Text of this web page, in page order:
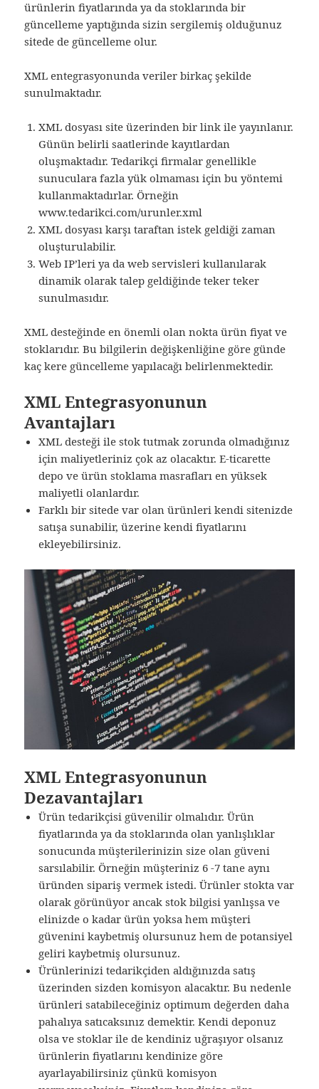
ürünlerin fiyatlarında ya da stoklarında bir
güncelleme yaptığında sizin sergilemiş olduğunuz
sitede de güncelleme olur.
XML entegrasyonunda veriler birkaç şekilde
sunulmaktadır.
XML dosyası site üzerinden bir link ile yayınlanır.
Günün belirli saatlerinde kayıtlardan
oluşmaktadır. Tedarikçi firmalar genellikle
sunuculara fazla yük olmaması için bu yöntemi
kullanmaktadırlar. Örneğin
www.tedarikci.com/urunler.xml
XML dosyası karşı taraftan istek geldiği zaman
oluşturulabilir.
Web IP’leri ya da web servisleri kullanılarak
dinamik olarak talep geldiğinde teker teker
sunulmasıdır.
XML desteğinde en önemli olan nokta ürün fiyat ve
stoklarıdır. Bu bilgilerin değişkenliğine göre günde
kaç kere güncelleme yapılacağı belirlenmektedir.
XML Entegrasyonunun
Avantajları
XML desteği ile stok tutmak zorunda olmadığınız
için maliyetleriniz çok az olacaktır. E-ticarette
depo ve ürün stoklama masrafları en yüksek
maliyetli olanlardır.
Farklı bir sitede var olan ürünleri kendi sitenizde
satışa sunabilir, üzerine kendi fiyatlarını
ekleyebilirsiniz.
XML Entegrasyonunun
Dezavantajları
Ürün tedarikçisi güvenilir olmalıdır. Ürün
fiyatlarında ya da stoklarında olan yanlışlıklar
sonucunda müşterilerinizin size olan güveni
sarsılabilir. Örneğin müşteriniz 6 -7 tane aynı
üründen sipariş vermek istedi. Ürünler stokta var
olarak görünüyor ancak stok bilgisi yanlışsa ve
elinizde o kadar ürün yoksa hem müşteri
güvenini kaybetmiş olursunuz hem de potansiyel
geliri kaybetmiş olursunuz.
Ürünlerinizi tedarikçiden aldığınızda satış
üzerinden sizden komisyon alacaktır. Bu nedenle
ürünleri satabileceğiniz optimum değerden daha
pahalıya satıcaksınız demektir. Kendi deponuz
olsa ve stoklar ile de kendiniz uğraşıyor olsanız
ürünlerin fiyatlarını kendinize göre
ayarlayabilirsiniz çünkü komisyon